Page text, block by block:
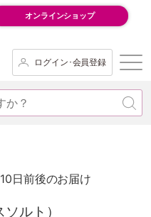
オンラインショップ
ログイン･会員登録
日前後のお届け
ルト）